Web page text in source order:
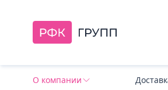
О компании